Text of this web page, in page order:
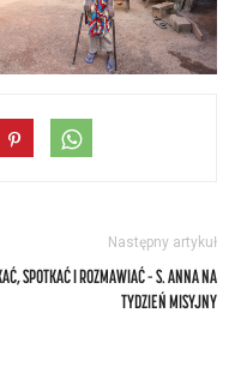
Następny artykuł
SPOTKAĆ I ROZMAWIAĆ – S. ANNA NA
TYDZIEŃ MISYJNY